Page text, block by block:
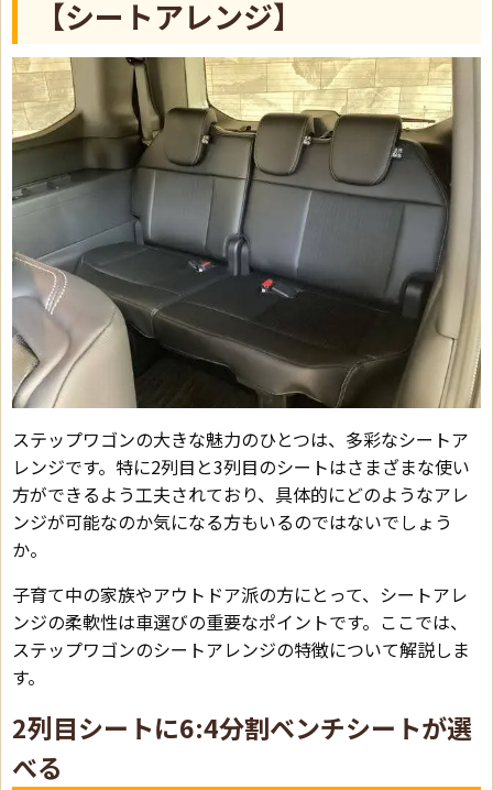
【シートアレンジ】
ステップワゴンの大きな魅力のひとつは、多彩なシートア
レンジです。特に2列目と3列目のシートはさまざまな使い
方ができるよう工夫されており、具体的にどのようなアレ
ンジが可能なのか気になる方もいるのではないでしょう
か。
子育て中の家族やアウトドア派の方にとって、シートアレ
ンジの柔軟性は車選びの重要なポイントです。ここでは、
ステップワゴンのシートアレンジの特徴について解説しま
す。
2列目シートに6:4分割ベンチシートが選
べる